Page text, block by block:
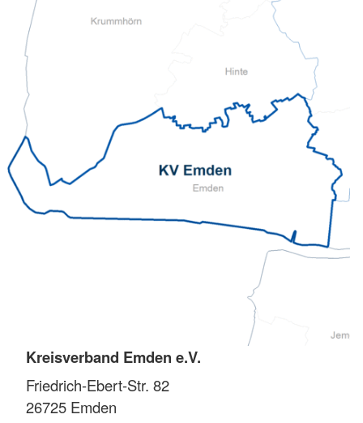
Kreisverband Emden e.V.
Friedrich-Ebert-Str. 82
26725 Emden